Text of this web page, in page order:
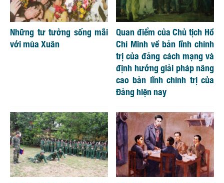
Những tư tưởng sống mãi
với mùa Xuân
Quan điểm của Chủ tịch Hồ
Chí Minh về bản lĩnh chính
trị của đảng cách mạng và
định hướng giải pháp nâng
cao bản lĩnh chính trị của
Đảng hiện nay